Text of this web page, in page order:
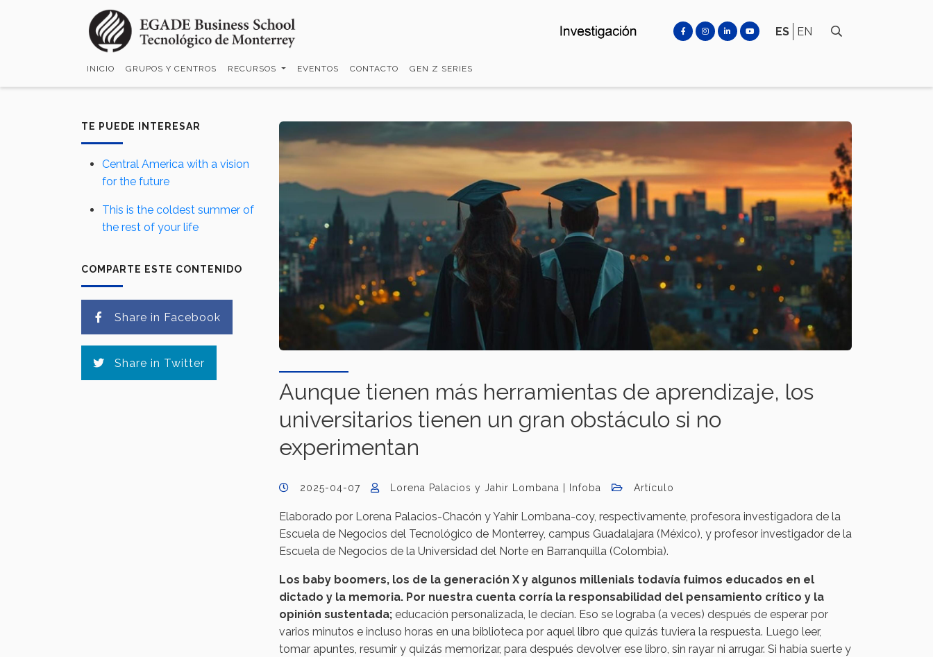
ES EN
INICIO GRUPOS Y CENTROS RECURSOS EVENTOS CONTACTO GEN Z SERIES
TE PUEDE INTERESAR
Central America with a vision
for the future
This is the coldest summer of
the rest of your life
COMPARTE ESTE CONTENIDO
Share in Facebook
Share in Twitter
Aunque tienen más herramientas de aprendizaje, los
universitarios tienen un gran obstáculo si no
experimentan
2025-04-07 Lorena Palacios y Jahir Lombana | Infoba Artículo
Elaborado por Lorena Palacios-Chacón y Yahir Lombana-coy, respectivamente, profesora investigadora de la
Escuela de Negocios del Tecnológico de Monterrey, campus Guadalajara (México), y profesor investigador de la
Escuela de Negocios de la Universidad del Norte en Barranquilla (Colombia).
Los baby boomers, los de la generación X y algunos millenials todavía fuimos educados en el
dictado y la memoria. Por nuestra cuenta corría la responsabilidad del pensamiento crítico y la
opinión sustentada; educación personalizada, le decían. Eso se lograba (a veces) después de esperar por
varios minutos e incluso horas en una biblioteca por aquel libro que quizás tuviera la respuesta. Luego leer,
tomar apuntes, resumir y quizás memorizar, para después devolver ese libro, sin rayar ni arrugar. Si había suerte y